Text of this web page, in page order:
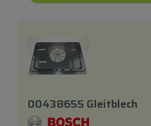
00438655 Gleitblech